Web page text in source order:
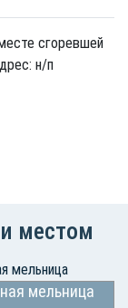
сгоревшей
н/п
местом
мельница